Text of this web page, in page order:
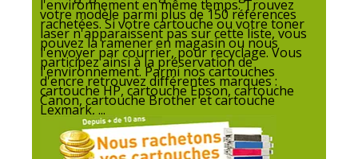
Etat du produit Produit Neuf
l'environnement en même temps. Trouvez
votre modèle parmi plus de 150 références
rachetées. Si votre cartouche ou votre toner
laser n'apparaissent pas sur cette liste, vous
pouvez la ramener en magasin ou nous
l'envoyer par courrier, pour recyclage. Vous
participez ainsi à la préservation de
l'environnement. Parmi nos cartouches
d'encre retrouvez différentes marques :
cartouche HP, cartouche Epson, cartouche
Canon, cartouche Brother et cartouche
Lexmark, ...